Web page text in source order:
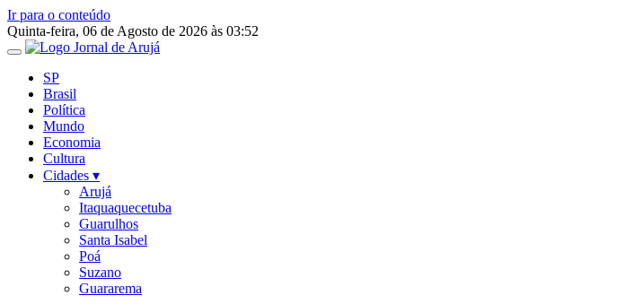
Ir para o conteúdo
Quinta-feira, 06 de Agosto de 2026 às 03:52
SP
Brasil
Política
Mundo
Economia
Cultura
Cidades ▾
Arujá
Itaquaquecetuba
Guarulhos
Santa Isabel
Poá
Suzano
Guararema